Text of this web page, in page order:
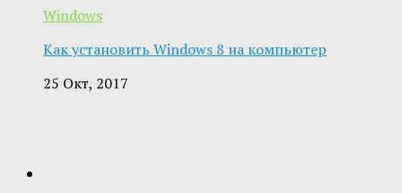
Windows
Как установить Windows 8 на компьютер
25 Окт, 2017